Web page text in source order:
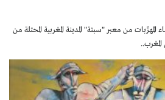
من معبر "سبتة" المدينة المغربية المحتلة من